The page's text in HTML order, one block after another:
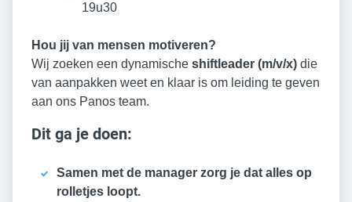
19u30
Hou jij van mensen motiveren?
Wij zoeken een dynamische shiftleader (m/v/x) die
van aanpakken weet en klaar is om leiding te geven
aan ons Panos team.
Dit ga je doen:
Samen met de manager zorg je dat alles op
rolletjes loopt.